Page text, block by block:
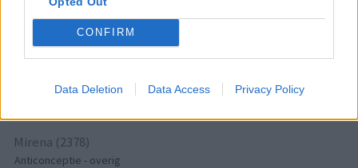
CONFIRM
Data Deletion Data Access Privacy Policy
Mirena (2378)
Anticonceptie - overig